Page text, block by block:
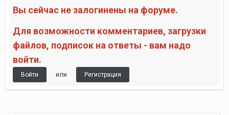
Вы сейчас не залогинены на форуме.
Для возможности комментариев, загрузки
файлов, подписок на ответы - вам надо
войти.
Войти или Регистрация